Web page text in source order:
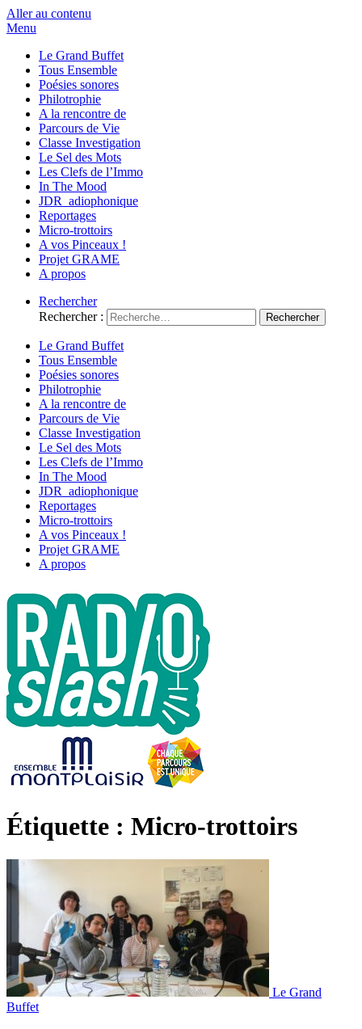
Aller au contenu
Menu
Le Grand Buffet
Tous Ensemble
Poésies sonores
Philotrophie
A la rencontre de
Parcours de Vie
Classe Investigation
Le Sel des Mots
Les Clefs de l’Immo
In The Mood
JDR_adiophonique
Reportages
Micro-trottoirs
A vos Pinceaux !
Projet GRAME
A propos
Rechercher
Rechercher :
Le Grand Buffet
Tous Ensemble
Poésies sonores
Philotrophie
A la rencontre de
Parcours de Vie
Classe Investigation
Le Sel des Mots
Les Clefs de l’Immo
In The Mood
JDR_adiophonique
Reportages
Micro-trottoirs
A vos Pinceaux !
Projet GRAME
A propos
Étiquette : Micro-trottoirs
Le Grand
Buffet